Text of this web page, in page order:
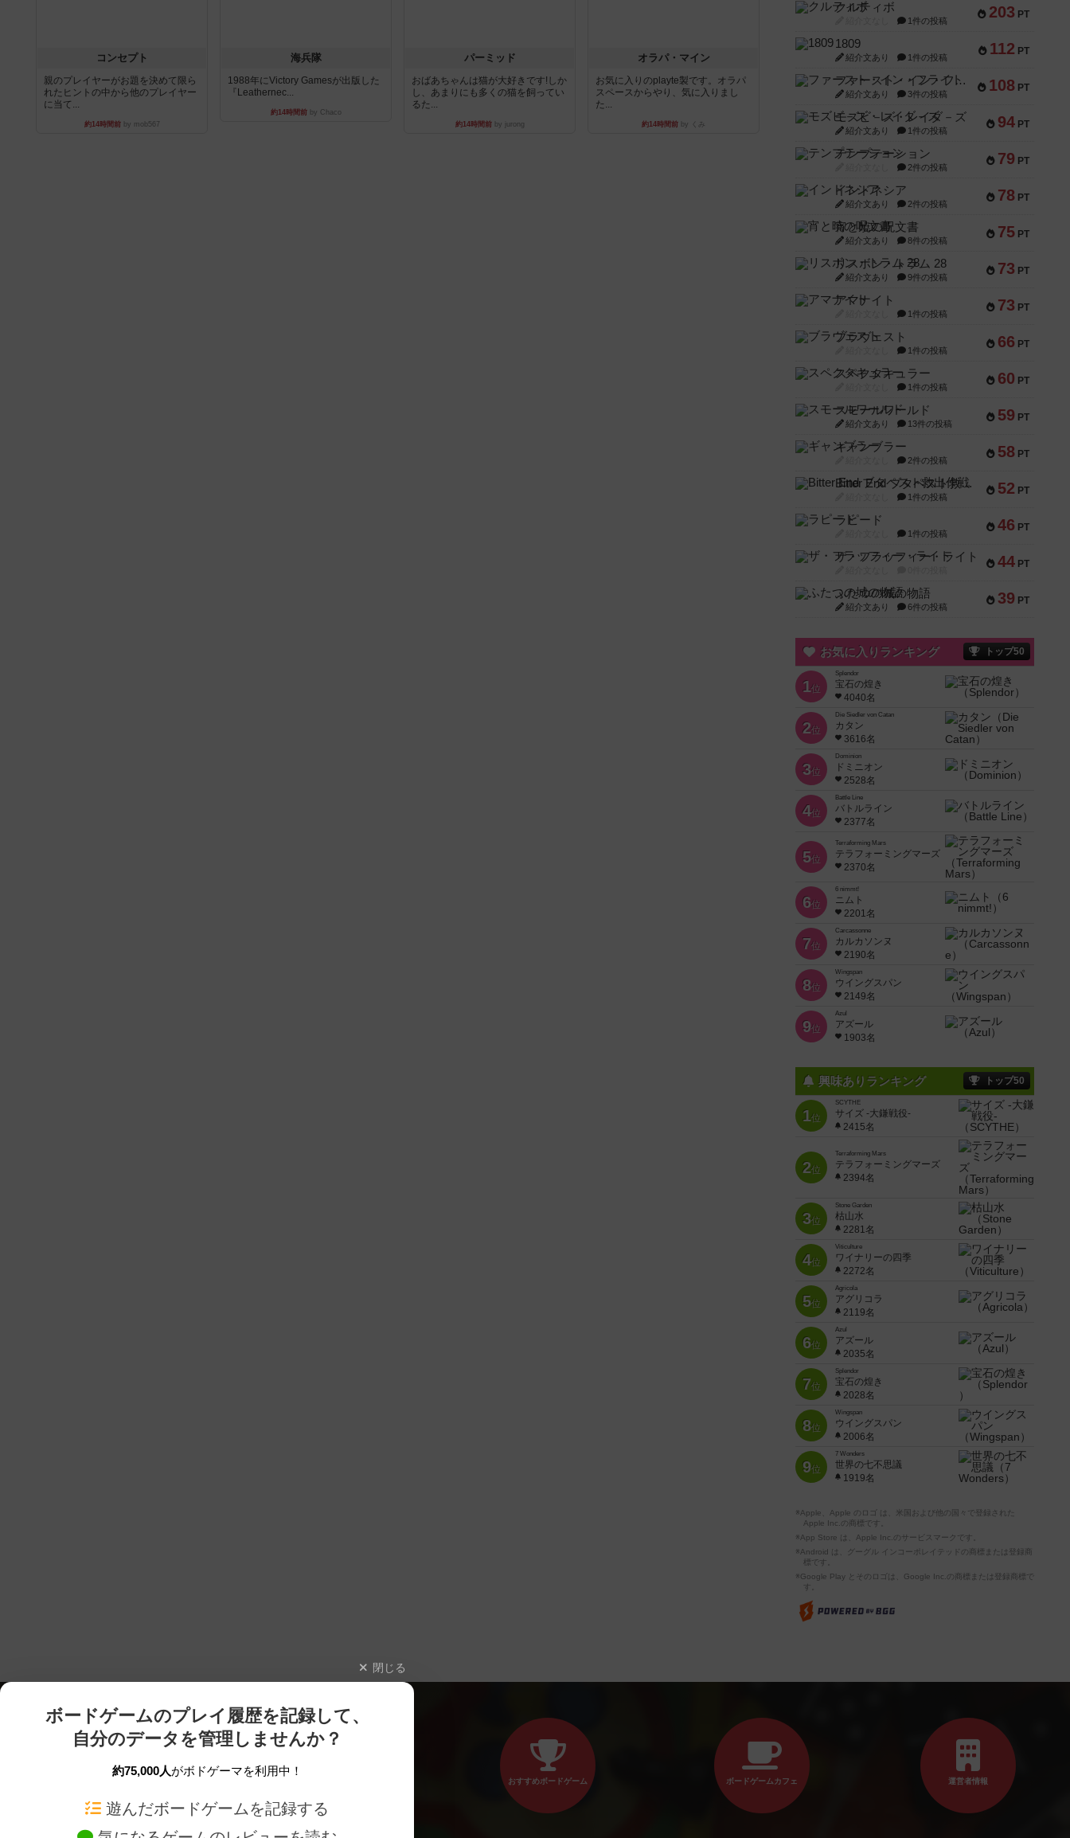
コンセプト
親のプレイヤーがお題を決めて限ら
れたヒントの中から他のプレイヤー
に当て...
約14時間前by mob567
海兵隊
1988年にVictory Gamesが出版した
『Leathernec...
約14時間前by Chaco
パーミッド
おばあちゃんは猫が大好きです!しか
し、あまりにも多くの猫を飼ってい
るた...
約14時間前by jurong
オラパ・マイン
お気に入りのplayte製です。オラパ
スペースからやり、気に入りまし
た...
約14時間前 by くみ
203 PT
クルティボ
1件の投稿
112 PT
1809
紹介文あり 1件の投稿
108 PT
ファースト・イン・フライト
紹介文あり 3件の投稿
94 PT
モズビ－ズ・レイダ－ズ
紹介文あり 1件の投稿
79 PT
テンプテーション
2件の投稿
78 PT
インドネシア
紹介文あり 2件の投稿
75 PT
宵と暁の呪文書
紹介文あり 8件の投稿
73 PT
リスボン・トラム 28
紹介文あり 9件の投稿
73 PT
アマナイト
1件の投稿
66 PT
ブラヴェスト
1件の投稿
60 PT
スペクタキュラー
1件の投稿
59 PT
スモールワールド
紹介文あり 13件の投稿
58 PT
ギャンブラー
2件の投稿
52 PT
Bitter End ブタペスト救出作戦
1件の投稿
46 PT
ラピード
1件の投稿
44 PT
ザ・フラッフィー・ライト
39 PT
ふたつの城の物語
紹介文あり 6件の投稿
お気に入りランキング トップ50
1位
Splendor
宝石の煌き
4040名
2位
Die Siedler von Catan
カタン
3616名
3位
Dominion
ドミニオン
2528名
4位
Battle Line
バトルライン
2377名
5位
Terraforming Mars
テラフォーミングマーズ
2370名
6位
6 nimmt!
ニムト
2201名
7位
Carcassonne
カルカソンヌ
2190名
8位
Wingspan
ウイングスパン
2149名
9位
Azul
アズール
1903名
興味ありランキング トップ50
1位
SCYTHE
サイズ -大鎌戦役-
2415名
2位
Terraforming Mars
テラフォーミングマーズ
2394名
3位
Stone Garden
枯山水
2281名
4位
Viticulture
ワイナリーの四季
2272名
5位
Agricola
アグリコラ
2119名
6位
Azul
アズール
2035名
7位
Splendor
宝石の煌き
2028名
8位
Wingspan
ウイングスパン
2006名
9位
7 Wonders
世界の七不思議
1919名
※Apple、Apple のロゴ は、米国および他の国々で登録された
Apple Inc.の商標です。
※App Store は、Apple Inc.のサービスマークです。
※Android は、グーグル インコーポレイテッドの商標または登録商
標です。
※Google Play とそのロゴは、Google Inc.の商標または登録商標で
す。
閉じる
ボードゲームのプレイ履歴を記録して、
自分のデータを管理しませんか？
約75,000人がボドゲーマを利用中！
遊んだボードゲームを記録する
おすすめボードゲーム ボードゲームカフェ 運営者情報